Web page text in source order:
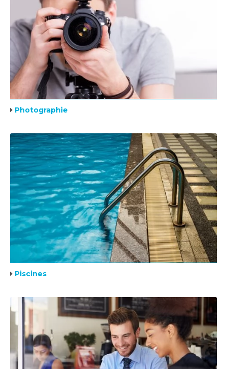
Photographie
Piscines